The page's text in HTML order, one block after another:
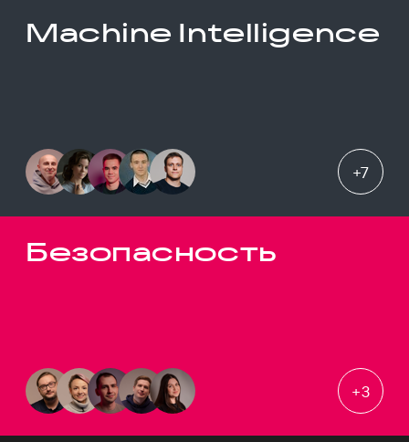
Machine Intelligence
+7
Безопасность
+3